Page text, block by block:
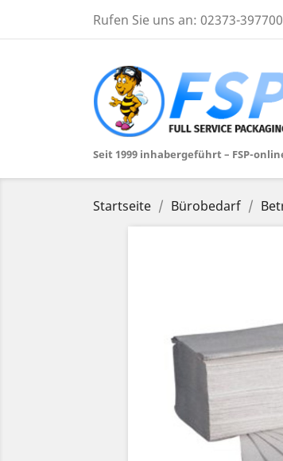
Rufen Sie uns an: 02373-397700
Seit 1999 inhabergeführt – FSP-
Startseite Bürobedarf